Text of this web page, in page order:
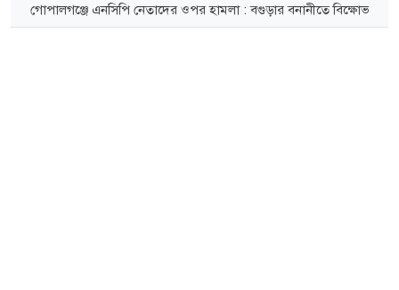
গোপালগঞ্জে এনসিপি নেতাদের ওপর হামলা : বগুড়ার বনানীতে বিক্ষোভ